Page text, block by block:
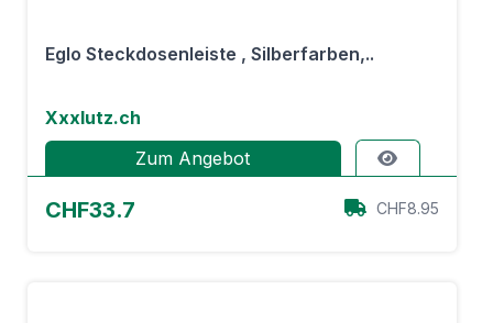
Eglo Steckdosenleiste , Silberfarben,..
Xxxlutz.ch
Zum Angebot
CHF33.7 CHF8.95